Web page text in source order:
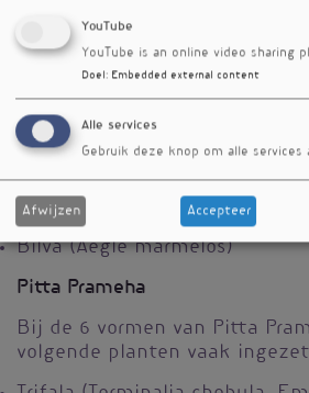
Kapha Prameha
De tien Kapha-typen vallen
betekent verstoring. Bij Kapha
de volgende planten gebruikt:
Nimba (Melia azadirachta)
Haldi (Curcuma longa)
Kutki (Picrorrhiza kurroa)
Bilva (Aegle marmelos)
Pitta Prameha
Bij de 6 vormen van Pitta
volgende planten vaak
YouTube
YouTube is an online video sharing
Doel : Embedded external content
Alle services
Gebruik deze knop om alle
Afwijzen Accepteer